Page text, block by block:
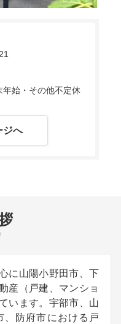
始・その他不定休
ジへ
に山陽小野田市、下
産（戸建、マンショ
います。宇部市、山
、防府市における戸